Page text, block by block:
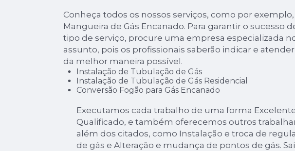
Conheça todos os nossos serviços, como por
Mangueira de Gás Encanado. Para garantir o sucesso
tipo de serviço, procure uma empresa especializada
assunto, pois os profissionais saberão indicar e
da melhor maneira possível.
Instalação de Tubulação de Gás
Instalação de Tubulação de Gás Residencial
Conversão Fogão para Gás Encanado
Executamos cada trabalho de uma forma
Qualificado, e também oferecemos outros
além dos citados, como Instalação e troca de
de gás e Alteração e mudança de pontos de gás.